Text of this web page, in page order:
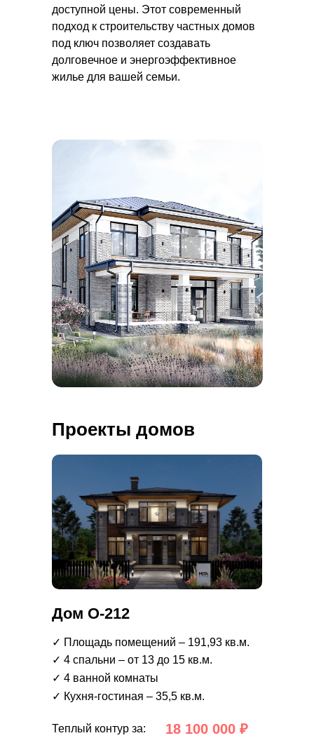
доступной цены. Этот современный
подход к строительству частных домов
под ключ позволяет создавать
долговечное и энергоэффективное
жилье для вашей семьи.
Теплый контур за:
✓ Кухня-гостиная – 35,5 кв.м.
✓ 4 ванной комнаты
✓ 4 спальни – от 13 до 15 кв.м.
✓ Площадь помещений – 191,93 кв.м.
18 100 000 ₽
Дом О-212
Проекты домов